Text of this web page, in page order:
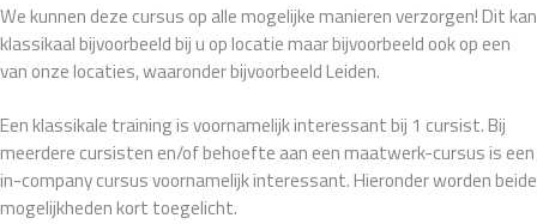
We kunnen deze cursus op alle mogelijke manieren verzorgen! Dit kan
klassikaal bijvoorbeeld bij u op locatie maar bijvoorbeeld ook op een
van onze locaties, waaronder bijvoorbeeld Leiden.
Een klassikale training is voornamelijk interessant bij 1 cursist. Bij
meerdere cursisten en/of behoefte aan een maatwerk-cursus is een
in-company cursus voornamelijk interessant. Hieronder worden beide
mogelijkheden kort toegelicht.